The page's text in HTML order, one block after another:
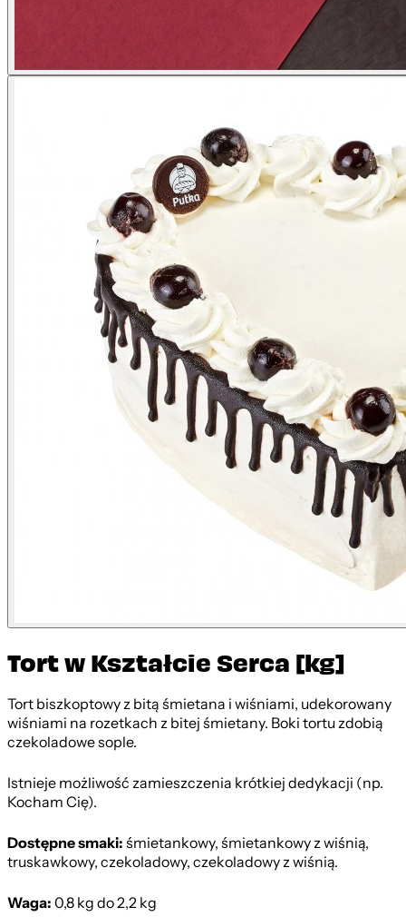
Tort w Kształcie Serca [kg]
Tort biszkoptowy z bitą śmietana i wiśniami, udekorowany
wiśniami na rozetkach z bitej śmietany. Boki tortu zdobią
czekoladowe sople.
Istnieje możliwość zamieszczenia krótkiej dedykacji (np.
Kocham Cię).
Dostępne smaki:śmietankowy, śmietankowy z wiśnią,
truskawkowy, czekoladowy, czekoladowy z wiśnią.
Waga:0,8 kg do 2,2 kg